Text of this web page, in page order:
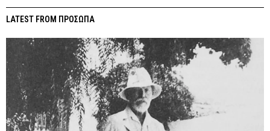
LATEST FROM ΠΡΟΣΩΠΑ